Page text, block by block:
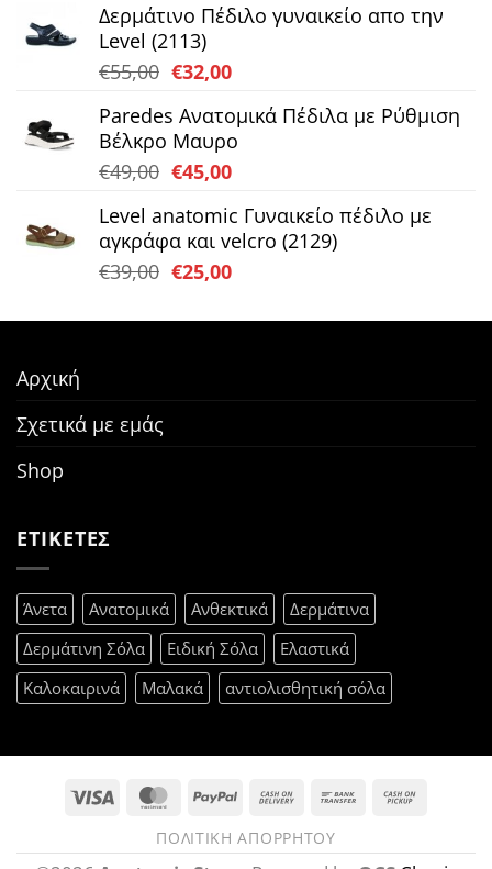
Δερμάτινο Πέδιλο γυναικείο απο την
Level (2113)
€55,00 Original
was:
€55,00.
€32,00Η
τιμή
είναι:
€32,00.
Paredes Ανατομικά Πέδιλα με Ρύθμιση
Βέλκρο Μαυρο
€49,00 Original
was:
€49,00.
€45,00Η
τιμή
είναι:
€45,00.
Level anatomic Γυναικείο πέδιλο με
αγκράφα και velcro (2129)
€39,00 Original
was:
€25,00Η
τιμή
Αρχική
Σχετικά με εμάς
Shop
ΕΤΙΚΕΤΕΣ
Άνετα Ανατομικά Ανθεκτικά
Δερμάτινα
Δερμάτινη Σόλα
Ειδική Σόλα
Ελαστικά
Καλοκαιρινά
Μαλακά αντιολισθητική σόλα
Visa MasterCard
PayPal
Cash
Delivery
Bank
Pickup
ΠΟΛΙΤΙΚΉ ΑΠΟΡΡΉΤΟΥ